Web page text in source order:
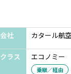
社 カタール航
ラス エコノミー
乗継／経由